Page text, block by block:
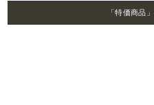
「特価商品